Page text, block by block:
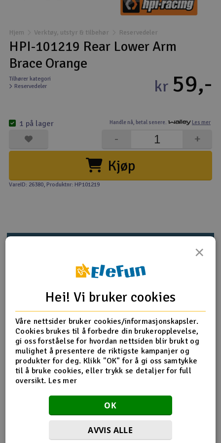
Droner
Droner for FPV
Fly
Helikopter
Kamerautstyr
Modellbygging, LEGO & byggesett
Modelljernbane
Outlet
Radioutstyr
Raketter
Smarthjem, lek & hobby
Solenergi
Sparkesykler & elkjøretøy
Gavekort
Hjem Verktøy, utstyr & tilbehør Reservedeler
HPI-101219 Rear Lower Arm
Brace Orange
Tilhører kategori
Reservedeler
Handle nå, betal senere. Les mer
kr 59,-
Kjøp
+
-
1 på lager
VareID: 26380, Produktnr: HP101219
Produktinformasjon
WR8, BULLET SERIES
Flere detaljer
Del av PartFinder
HPI Bullet MT 3.0 RTR WP 2.4G
HPI WR8 3.0 1996 Ford Escort RS
Cosworth 4WD
HPI WR8 3.0 2001 WRC Subaru
Impreza 4WD
HPI WR8 Flux 1996 Ford Escort RS
Cosworth - RTR
HPI WR8 Flux 2001 WRC Subaru
Impreza 4WD
×
Hei! Vi bruker cookies
Våre nettsider bruker cookies/informasjonskapsler.
Cookies brukes til å forbedre din brukeropplevelse,
gi oss forståelse for hvordan nettsiden blir brukt og
mulighet å presentere de riktigste kampanjer og
produkter for deg. Klikk "OK" for å gi oss samtykke
til å bruke cookies, eller trykk se detaljer for full
oversikt. Les mer
OK
AVVIS ALLE